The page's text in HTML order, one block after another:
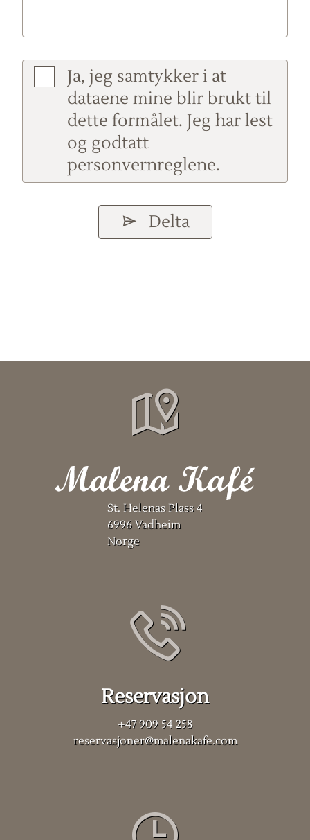
Ja, jeg samtykker i at
dataene mine blir brukt til
dette formålet. Jeg har lest
og godtatt
personvernreglene.
Delta
St. Helenas Plass 4
6996 Vadheim
Norge
Reservasjon
+47 909 54 258
reservasjoner@malenakafe.com